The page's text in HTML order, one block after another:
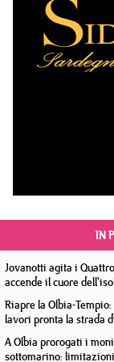
IN
Jovanotti agita i
accende il cuore
Riapre la Olbia-
lavori pronta la strada
A Olbia prorogati i
sottomarino: